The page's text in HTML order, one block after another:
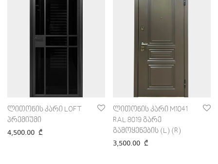
ლითონის კარი LOFT
პრემიუმი
4,500.00 ₾
ლითონის კარი M1041
RAL 8019 გარე
გამოყენების (L) (R)
3,500.00 ₾